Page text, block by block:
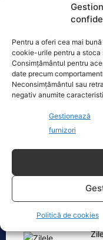
Pentru a oferi cea mai
cookie-urile pentru a stoca
Consimțământul pentru
date precum
Neconsimțământul sau
negativ anumite
Gestionează
furnizori
Politică de cookies
Cristoiu:
interesul să
la
Oficiul de Știri
Zilele Ploieștiului,
concertele…